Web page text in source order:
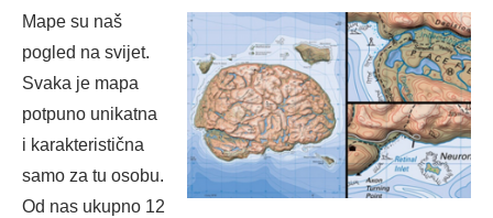
Mape su naš
pogled na svijet.
Svaka je mapa
potpuno unikatna
i karakteristična
samo za tu osobu.
Od nas ukupno 12